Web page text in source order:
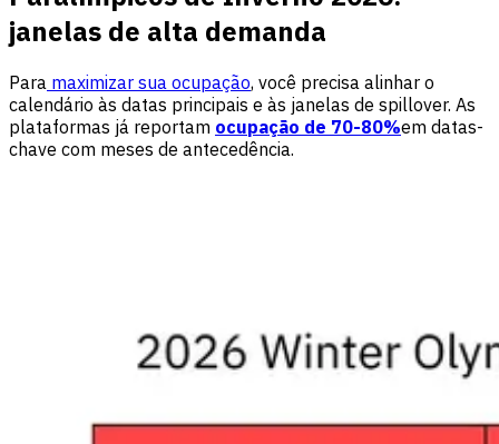
janelas de alta demanda
Para maximizar sua ocupação, você precisa alinhar o
calendário às datas principais e às janelas de spillover. As
plataformas já reportam ocupação de 70-80%em datas-
chave com meses de antecedência.